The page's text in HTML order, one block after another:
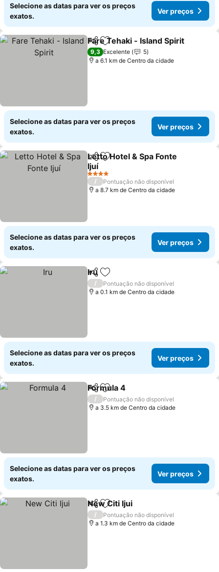
Selecione as datas para ver os preços
exatos.
Ver preços
PartilharAdicionar aos favoritos
Fare Tehaki - Island Spirit
9,3 Excelente
5
a 6.1 km de Centro da cidade
Selecione as datas para ver os preços
exatos.
Ver preços
PartilharAdicionar aos favoritos
Letto Hotel & Spa Fonte
Ijuí
4 Estrelas
/
Pontuação não disponível
a 8.7 km de Centro da cidade
Selecione as datas para ver os preços
exatos.
Ver preços
PartilharAdicionar aos favoritos
Iru
/
Pontuação não disponível
a 0.1 km de Centro da cidade
Selecione as datas para ver os preços
exatos.
Ver preços
PartilharAdicionar aos favoritos
Formula 4
/
Pontuação não disponível
a 3.5 km de Centro da cidade
Selecione as datas para ver os preços
exatos.
Ver preços
PartilharAdicionar aos favoritos
New Citi Ijui
/
Pontuação não disponível
a 1.3 km de Centro da cidade